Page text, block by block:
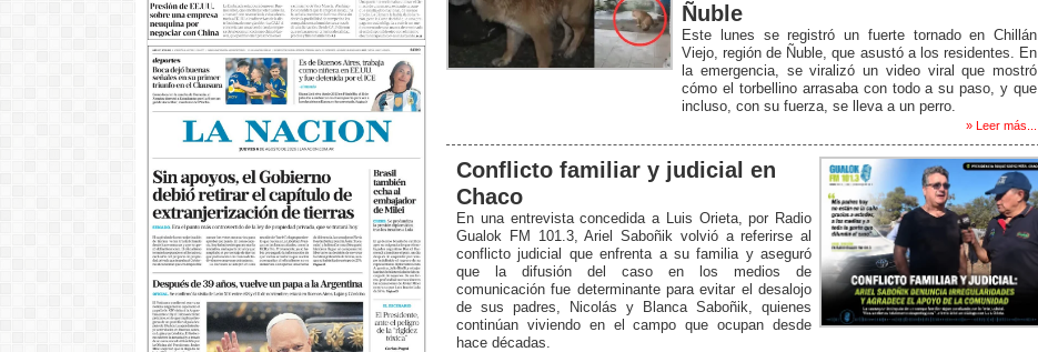
Ñuble
Este lunes se registró un fuerte tornado en Chillán
Viejo, región de Ñuble, que asustó a los residentes. En
la emergencia, se viralizó un video viral que mostró
cómo el torbellino arrasaba con todo a su paso, y que
incluso, con su fuerza, se lleva a un perro.
» Leer más...
Conflicto familiar y judicial en
Chaco
En una entrevista concedida a Luis Orieta, por Radio
Gualok FM 101.3, Ariel Saboñik volvió a referirse al
conflicto judicial que enfrenta a su familia y aseguró
que la difusión del caso en los medios de
comunicación fue determinante para evitar el desalojo
de sus padres, Nicolás y Blanca Saboñik, quienes
continúan viviendo en el campo que ocupan desde
hace décadas.